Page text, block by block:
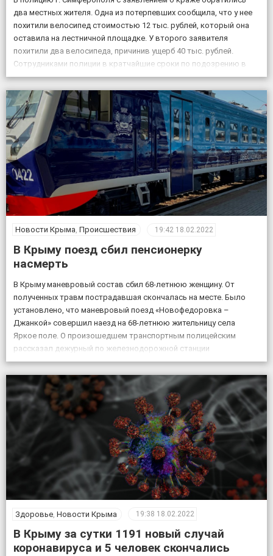
два местных жителя. Одна из потерпевших сообщила, что у нее
похитили велосипед стоимостью 12 тыс. рублей, который она
оставила на лестничной площадке. У второго заявителя
похитили два велосипеда, причинив ущерб 40 тыс. рублей.
Сотрудниками полиции в кратчайшие сроки по подозрению в
совершении данных преступлений задержаны двое […]
Новости Крыма, Происшествия 19:42 18.02.2022
В Крыму поезд сбил пенсионерку
насмерть
В Крыму маневровый состав сбил 68-летнюю женщину. От
полученных травм пострадавшая скончалась на месте. Было
установлено, что маневровый поезд «Новофедоровка –
Джанкой» совершил наезд на 68-летнюю жительницу села
Яркое поле. О произошедшем транспортным полицейским
рассказал дежурный по железнодорожной станции
«Кировская». «Женщина переходила через железнодорожные
пути в установленном для этого месте, но на сигналы,
подаваемые машинистом, […]
Здоровье Новости Крыма 19:38 18.02.2022
В Крыму за сутки 1191 новый случай
коронавируса и 5 человек скончались